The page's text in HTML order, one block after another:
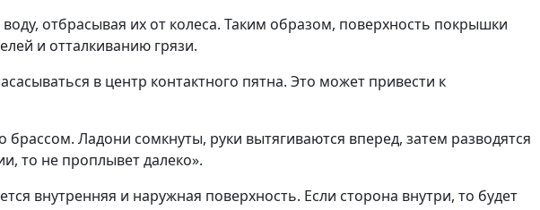
отбрасывая их от колеса. Таким образом, поверхность покрышки
и отталкиванию грязи.
в центр контактного пятна. Это может привести к
Ладони сомкнуты, руки вытягиваются вперед, затем разводятся
то не проплывет далеко».
внутренняя и наружная поверхность. Если сторона внутри, то будет